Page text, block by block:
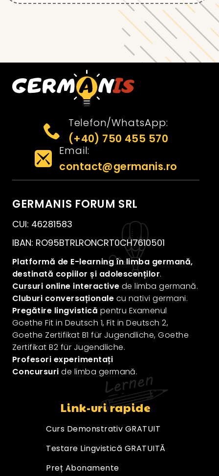
Telefon/WhatsApp:
(+40) 750 455 570
Email:
contact@germanis.ro
GERMANIS FORUM SRL
CUI: 46281583
IBAN: RO95BTRLRONCRT0CH7610501
Platformă de E-learning în limba germană,
destinată copiilor și adolescenților.
Cursuri online interactive de limba germană.
Cluburi conversaționale cu nativi germani.
Pregătire lingvistică pentru Examenul
Goethe Fit in Deutsch 1, Fit in Deutsch 2,
Goethe Zertifikat B1 für Jugendliche, Goethe
Zertifikat B2 für Jugendliche.
Profesori experimentați
Concursuri de limba germană.
Link-uri rapide
Curs Demonstrativ GRATUIT
Testare Lingvistică GRATUITĂ
Preț Abonamente